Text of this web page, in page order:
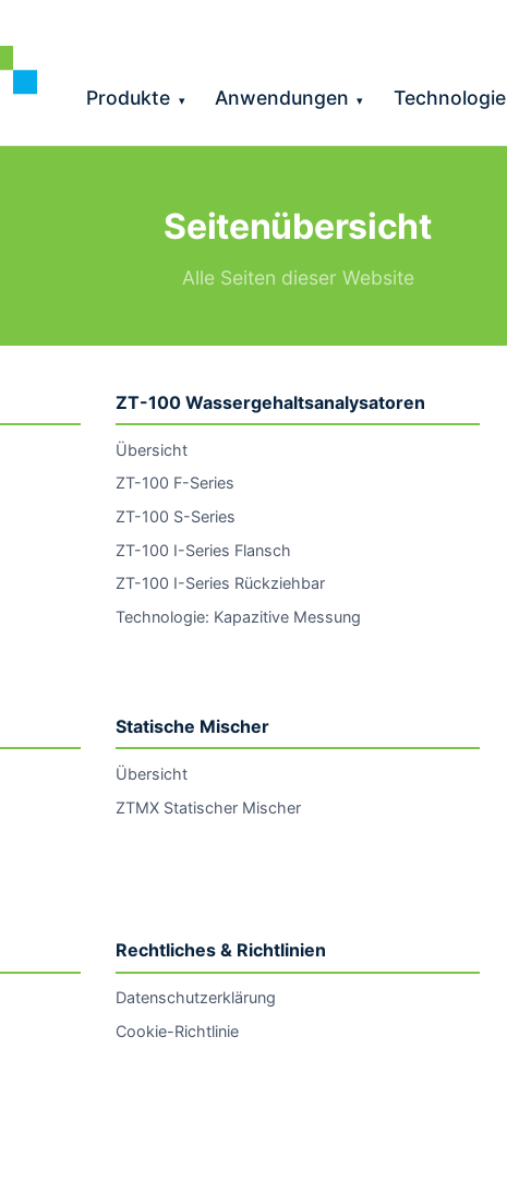
Produkte ▾ Anwendungen ▾ Technologie
Seitenübersicht
Alle Seiten dieser Website
ZT-100 Wassergehaltsanalysatoren
Übersicht
ZT-100 F-Series
ZT-100 S-Series
ZT-100 I-Series Flansch
ZT-100 I-Series Rückziehbar
Technologie: Kapazitive Messung
Statische Mischer
Übersicht
ZTMX Statischer Mischer
Rechtliches & Richtlinien
Datenschutzerklärung
Cookie-Richtlinie